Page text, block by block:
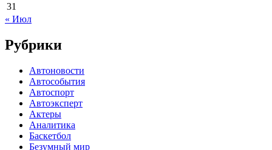
31
« Июл
Рубрики
Автоновости
Автособытия
Автоспорт
Автоэксперт
Актеры
Аналитика
Баскетбол
Безумный мир